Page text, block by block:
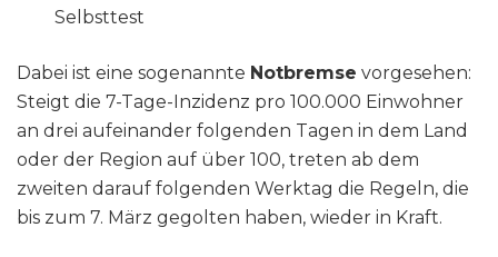
Selbsttest
Dabei ist eine sogenannte Notbremse vorgesehen:
Steigt die 7-Tage-Inzidenz pro 100.000 Einwohner
an drei aufeinander folgenden Tagen in dem Land
oder der Region auf über 100, treten ab dem
zweiten darauf folgenden Werktag die Regeln, die
bis zum 7. März gegolten haben, wieder in Kraft.